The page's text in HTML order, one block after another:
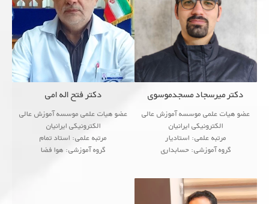
دکتر میر‌سجاد مسجد‌موسوی
عضو هیات علمی موسسه آموزش عالی
الکترونیکی ایرانیان
مرتبه علمی: استادیار
گروه آموزشی: حسابداری
● Analog Electronic Circuits
● Communication Circ
دکتر فتح اله امی
عضو هیات علمی موسسه آموزش عالی
الکترونیکی ایرانیان
مرتبه علمی: استاد تمام
گروه آموزشی: هوا فضا